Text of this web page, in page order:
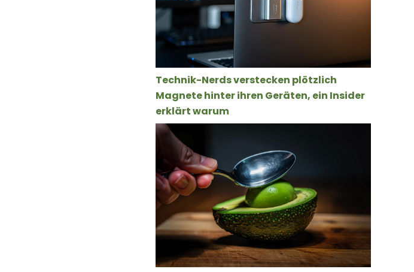
Technik-Nerds verstecken plötzlich
Magnete hinter ihren Geräten, ein Insider
erklärt warum